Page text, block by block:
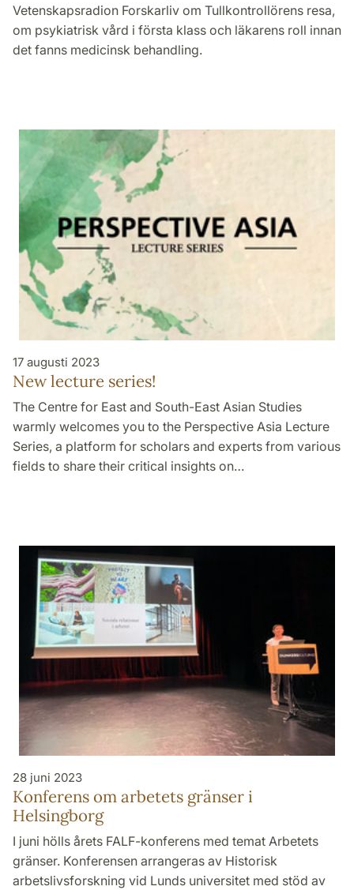
Vetenskapsradion Forskarliv om Tullkontrollörens resa,
om psykiatrisk vård i första klass och läkarens roll innan
det fanns medicinsk behandling.
17 augusti 2023
New lecture series!
The Centre for East and South-East Asian Studies
warmly welcomes you to the Perspective Asia Lecture
Series, a platform for scholars and experts from various
fields to share their critical insights on…
28 juni 2023
Konferens om arbetets gränser i
Helsingborg
I juni hölls årets FALF-konferens med temat Arbetets
gränser. Konferensen arrangeras av Historisk
arbetslivsforskning vid Lunds universitet med stöd av